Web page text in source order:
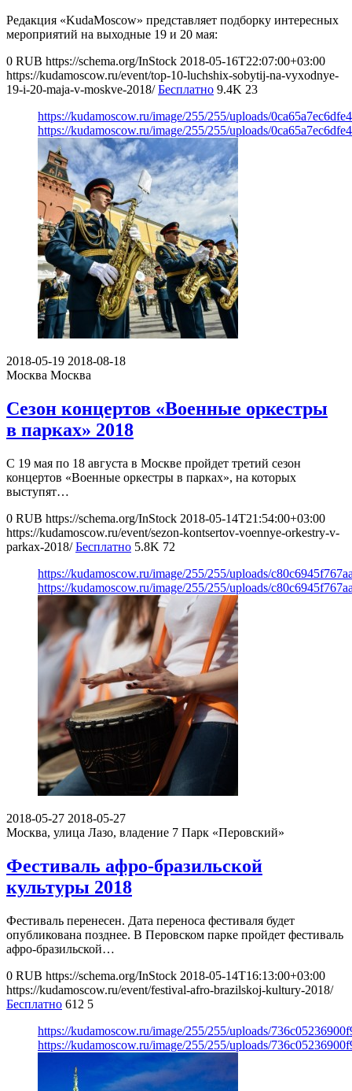
Редакция «KudaMoscow» представляет подборку интересных
мероприятий на выходные 19 и 20 мая:
0 RUB https://schema.org/InStock 2018-05-16T22:07:00+03:00
https://kudamoscow.ru/event/top-10-luchshix-sobytij-na-vyxodnye-
19-i-20-maja-v-moskve-2018/ Бесплатно 9.4K 23
https://kudamoscow.ru/image/255/255/uploads/
https://kudamoscow.ru/image/255/255/uploads/
2018-05-19 2018-08-18
Москва Москва
Сезон концертов «Военные оркестры
в парках» 2018
С 19 мая по 18 августа в Москве пройдет третий сезон
концертов «Военные оркестры в парках», на которых
выступят…
0 RUB https://schema.org/InStock 2018-05-14T21:54:00+03:00
https://kudamoscow.ru/event/sezon-kontsertov-voennye-orkestry-v-
parkax-2018/ Бесплатно 5.8K 72
https://kudamoscow.ru/image/255/255/uploads/
https://kudamoscow.ru/image/255/255/uploads/
2018-05-27 2018-05-27
Москва, улица Лазо, владение 7 Парк «Перовский»
Фестиваль афро-бразильской
культуры 2018
Фестиваль перенесен. Дата переноса фестиваля будет
опубликована позднее. В Перовском парке пройдет фестиваль
афро-бразильской…
0 RUB https://schema.org/InStock 2018-05-14T16:13:00+03:00
https://kudamoscow.ru/event/festival-afro-brazilskoj-kultury-2018/
Бесплатно 612 5
https://kudamoscow.ru/image/255/255/uploads/
https://kudamoscow.ru/image/255/255/uploads/